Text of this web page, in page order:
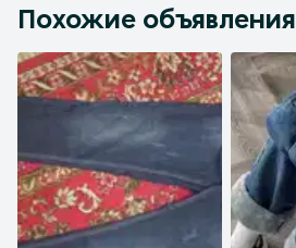
Похожие объявления